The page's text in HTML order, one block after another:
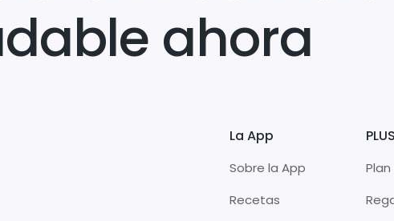
ahora
La App
Sobre la App
Recetas
PLUS
Plan